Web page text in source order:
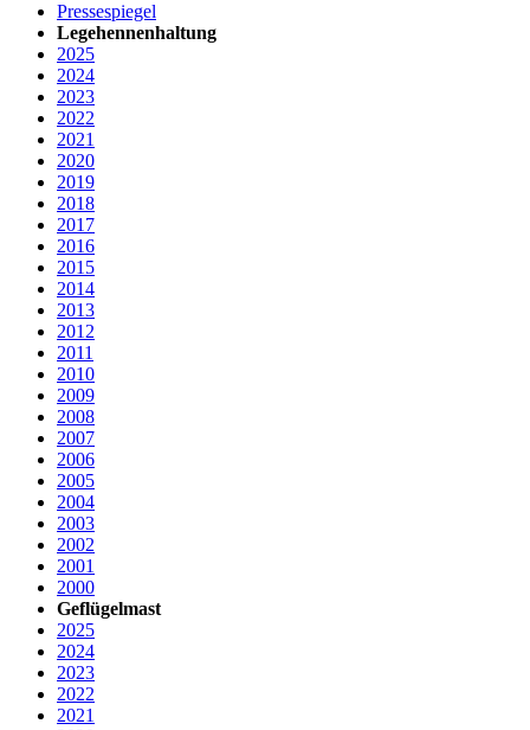
Pressespiegel
Legehennenhaltung
2025
2024
2023
2022
2021
2020
2019
2018
2017
2016
2015
2014
2013
2012
2011
2010
2009
2008
2007
2006
2005
2004
2003
2002
2001
2000
Geflügelmast
2025
2024
2023
2022
2021